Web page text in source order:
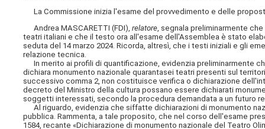
La Commissione inizia l'esame del provvedimento e delle
Andrea MASCARETTI (FDI),relatore , segnala preliminarmente
teatri italiani e che il testo ora all'esame dell'Assemblea è stato
seduta del 14 marzo 2024. Ricorda, altresì, che i testi iniziali e gli
relazione tecnica.
In merito ai profili di quantificazione, evidenzia preliminarmente
dichiara monumento nazionale quarantasei teatri presenti sul
successivo comma 2, non costituisce verifica o dichiarazione
decreto del Ministro della cultura possano essere dichiarati
soggetti interessati, secondo la procedura demandata a un futuro
Al riguardo, evidenzia che siffatte dichiarazioni di monumento
pubblica. Rammenta, a tale proposito, che nel corso dell'esame
1584, recante «Dichiarazione di monumento nazionale del Teatro